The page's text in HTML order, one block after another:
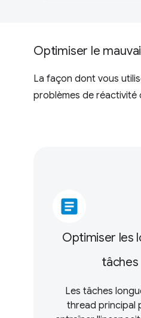
Optimiser le
La façon dont vous
problèmes de réactivité
article
Optimiser les
tâches
Les tâches
thread principal